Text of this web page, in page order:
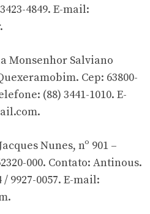
4849. E-mail:
.
Monsenhor Salviano
Cep: 63800-
(88) 3441-1010. E-
.
Nunes, nº 901 –
000. Contato: Antinous.
9927-0057. E-mail:
.